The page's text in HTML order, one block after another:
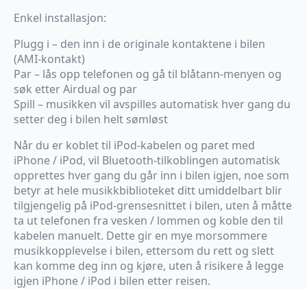
Enkel installasjon:
Plugg i – den inn i de originale kontaktene i bilen
(AMI-kontakt)
Par – lås opp telefonen og gå til blåtann-menyen og
søk etter Airdual og par
Spill – musikken vil avspilles automatisk hver gang du
setter deg i bilen helt sømløst
Når du er koblet til iPod-kabelen og paret med
iPhone / iPod, vil Bluetooth-tilkoblingen automatisk
opprettes hver gang du går inn i bilen igjen, noe som
betyr at hele musikkbiblioteket ditt umiddelbart blir
tilgjengelig på iPod-grensesnittet i bilen, uten å måtte
ta ut telefonen fra vesken / lommen og koble den til
kabelen manuelt. Dette gir en mye morsommere
musikkopplevelse i bilen, ettersom du rett og slett
kan komme deg inn og kjøre, uten å risikere å legge
igjen iPhone / iPod i bilen etter reisen.